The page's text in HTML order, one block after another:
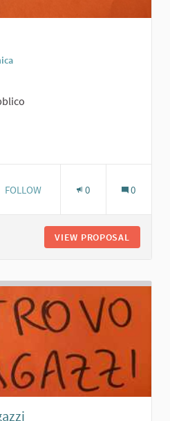
3 FOLLOWERS
FOLLOW 0 0
VIEW PROPOSAL